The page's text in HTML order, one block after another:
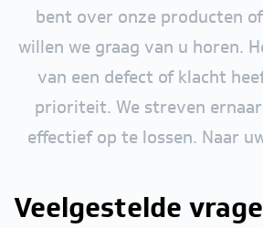
bent over onze producten
willen we graag van u horen.
van een defect of klacht
prioriteit. We streven
effectief op te lossen. Naar
Veelgestelde